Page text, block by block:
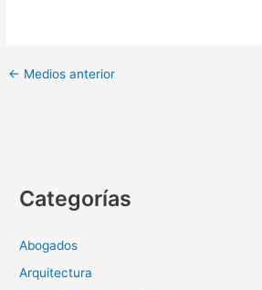
← Medios anterior
Categorías
Abogados
Arquitectura